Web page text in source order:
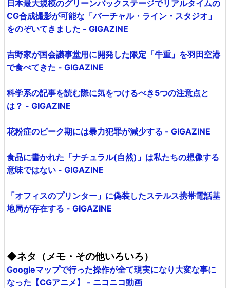
日本最大規模のグリーンバックステージでリアルタイムの
CG合成撮影が可能な「バーチャル・ライン・スタジオ」
をのぞいてきました - GIGAZINE
吉野家が国会議事堂用に開発した限定「牛重」を羽田空港
で食べてきた - GIGAZINE
科学系の記事を読む際に気をつけるべき5つの注意点と
は？ - GIGAZINE
花粉症のピーク期には暴力犯罪が減少する - GIGAZINE
食品に書かれた「ナチュラル(自然)」は私たちの想像する
意味ではない - GIGAZINE
「オフィスのプリンター」に偽装したステルス携帯電話基
地局が存在する - GIGAZINE
◆ネタ（メモ・その他いろいろ）
Googleマップで行った操作が全て現実になり大変な事に
なった【CGアニメ】 - ニコニコ動画